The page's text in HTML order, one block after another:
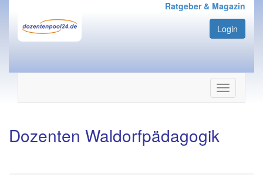
Ratgeber & Magazin
Login
Navigation
ein-/
Dozenten Waldorfpädagogik